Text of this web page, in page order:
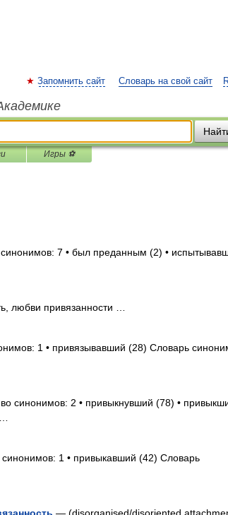
Запомнить сайт Словарь на свой сайт
Игры ⚽
7 • был преданным (2) •
любви привязанности …
1 • привязывавший (28) Словарь
синонимов: 2 • привыкнувший (78) •
1 • привыкавший (42) Словарь